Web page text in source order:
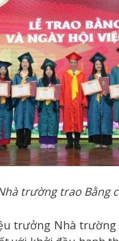
trườngtrao Bằng
trưởng Nhà